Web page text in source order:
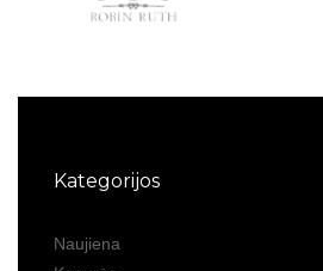
Kategorijos
Naujiena